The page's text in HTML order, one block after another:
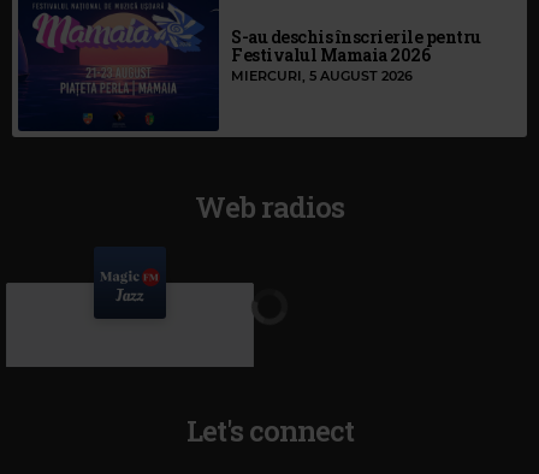
S-au deschis înscrierile pentru
Festivalul Mamaia 2026
MIERCURI, 5 AUGUST 2026
Web radios
Let's connect